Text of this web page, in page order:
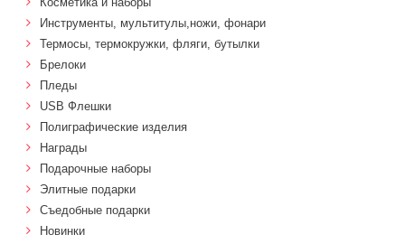
Инструменты, мультитулы,ножи, фонари
Термосы, термокружки, фляги, бутылки
Брелоки
Пледы
USB Флешки
Полиграфические изделия
Награды
Подарочные наборы
Элитные подарки
Cъедобные подарки
Новинки